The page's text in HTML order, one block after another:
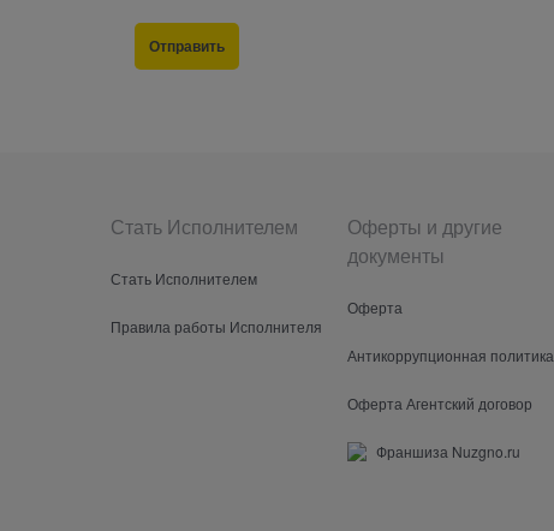
Стать Исполнителем
Стать Исполнителем
Правила работы Исполнителя
Оферты и другие
документы
Оферта
Антикоррупционная политика
Оферта Агентский договор
Франшиза Nuzgno.ru